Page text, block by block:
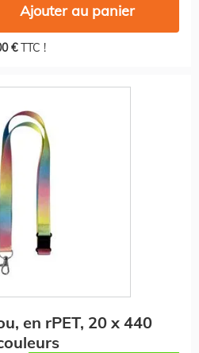
Ajouter au panier
€TTC !
en rPET, 20 x 440